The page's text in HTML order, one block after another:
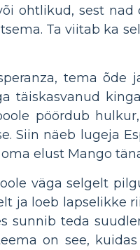
ohtlikud, sest
Ta viitab ka
tema
täiskasvanud
pöördub
Siin näeb lugeja
elust Mango
väga selgelt
ja loeb lapselikke
sunnib teda
on see,